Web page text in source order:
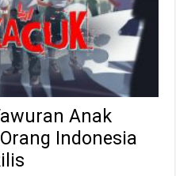
Anak
Indonesia